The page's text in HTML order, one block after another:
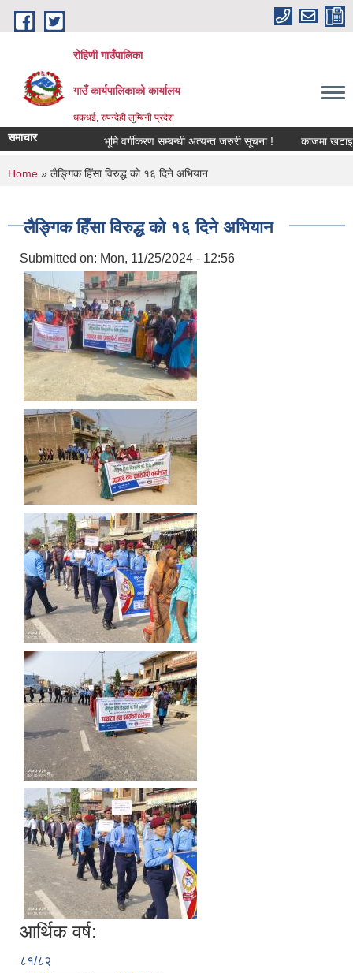
Skip to main content
रोहिणी गाउँपालिका
गाउँ कार्यपालिकाको कार्यालय
धकधई, रुपन्देही लुम्बिनी प्रदेश
समाचार भूमि वर्गीकरण सम्बन्धी अत्यन्त जरुरी सूचना ! काजमा खटाइएको
You are here
Home » लैङ्गिक हिँसा विरुद्ध को १६ दिने अभियान
लैङ्गिक हिँसा विरुद्ध को १६ दिने अभियान
Submitted on: Mon, 11/25/2024 - 12:56
आर्थिक वर्ष:
८१/८२